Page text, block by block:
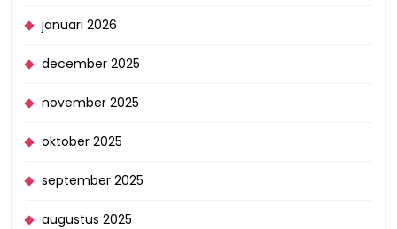
januari 2026
december 2025
november 2025
oktober 2025
september 2025
augustus 2025